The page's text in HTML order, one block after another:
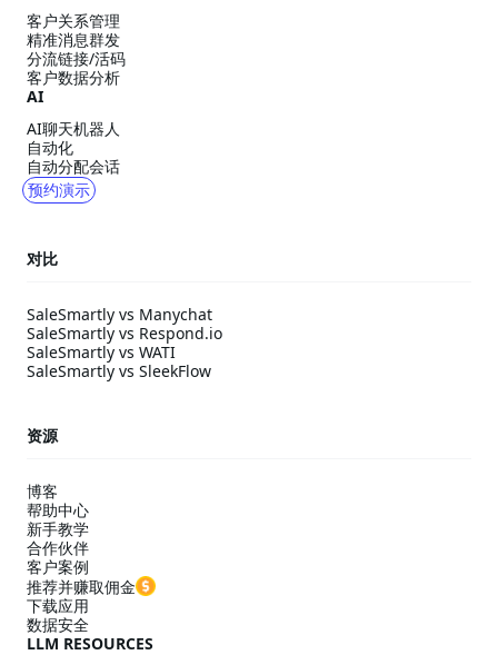
客户关系管理
精准消息群发
分流链接/活码
客户数据分析
AI
AI聊天机器人
自动化
自动分配会话
预约演示
对比
SaleSmartly vs Manychat
SaleSmartly vs Respond.io
SaleSmartly vs WATI
SaleSmartly vs SleekFlow
资源
博客
帮助中心
新手教学
合作伙伴
客户案例
推荐并赚取佣金
下载应用
数据安全
LLM RESOURCES